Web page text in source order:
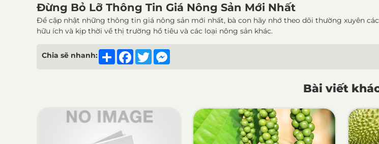
Đừng Bỏ Lỡ Thông Tin Giá Nông Sản Mới Nhất
Để cập nhật những thông tin giá nông sản mới nhất, bà con hãy nhớ theo dõi thường xuyên
hữu ích và kịp thời về thị trường hồ tiêu và các loại nông sản khác.
Chia sẽ nhanh: Share Facebook
Twitter
Bài viết